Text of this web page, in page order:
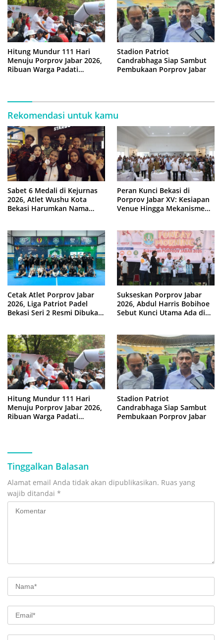
Hitung Mundur 111 Hari
Menuju Porprov Jabar 2026,
Ribuan Warga Padati
Stadion Patriot
Candrabhaga Siap Sambut
Pembukaan Porprov Jabar
Rekomendasi untuk kamu
Sabet 6 Medali di Kejurnas
2026, Atlet Wushu Kota
Bekasi Harumkan Nama
Peran Kunci Bekasi di
Porprov Jabar XV: Kesiapan
Venue Hingga Mekanisme
Cetak Atlet Porprov Jabar
2026, Liga Patriot Padel
Bekasi Seri 2 Resmi Dibuka
Sukseskan Porprov Jabar
2026, Abdul Harris Bobihoe
Sebut Kunci Utama Ada di
Hitung Mundur 111 Hari
Menuju Porprov Jabar 2026,
Ribuan Warga Padati
Stadion Patriot
Candrabhaga Siap Sambut
Pembukaan Porprov Jabar
Tinggalkan Balasan
Alamat email Anda tidak akan dipublikasikan. Ruas yang
wajib ditandai *